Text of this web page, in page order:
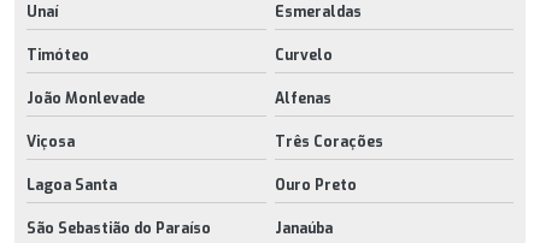
Unaí Esmeraldas
Timóteo Curvelo
João Monlevade Alfenas
Viçosa Três Corações
Lagoa Santa Ouro Preto
São Sebastião do Paraíso Janaúba